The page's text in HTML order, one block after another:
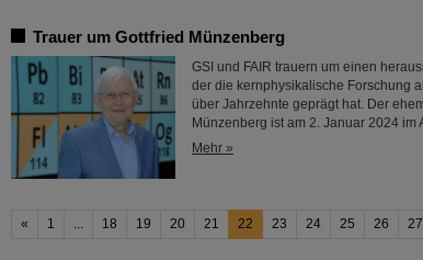
Trauer um Gottfried Münzenberg
GSI und FAIR trauern um einen
der die kernphysikalische Forschung
über Jahrzehnte geprägt hat. Der
Münzenberg ist am 2. Januar 2024
Mehr »
« 1 ... 18 19 20 21 22 23 24 25 26 27